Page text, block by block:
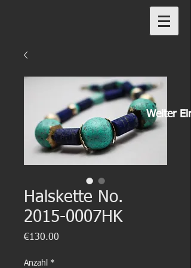
Halskette No.
2015-0007HK
€130.00
Anzahl *
Weiter